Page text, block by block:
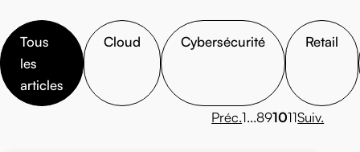
Tous
les
articles
Cloud Cybersécurité Retail
Préc.1...891011Suiv.